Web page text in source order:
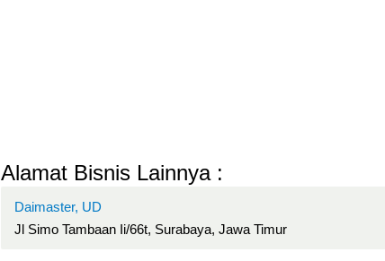
Alamat Bisnis Lainnya :
Daimaster, UD
Jl Simo Tambaan Ii/66t, Surabaya, Jawa Timur